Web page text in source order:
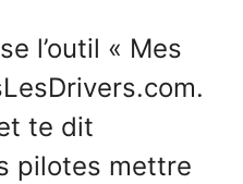
l’outil « Mes
te dit
pilotes mettre